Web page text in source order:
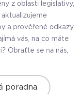
z oblasti legislativy,
a prověřené odkazy.
vás, na co máte
Obraťte se na nás,
poradna